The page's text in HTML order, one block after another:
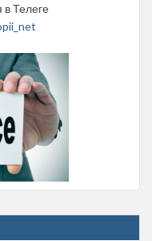
Телеге